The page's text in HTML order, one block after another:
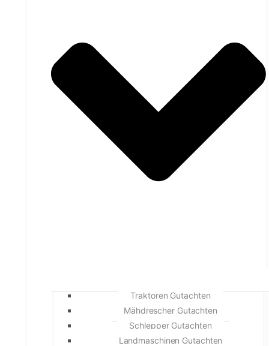
Traktoren Gutachten
Mähdrescher Gutachten
Schlepper Gutachten
Landmaschinen Gutachten